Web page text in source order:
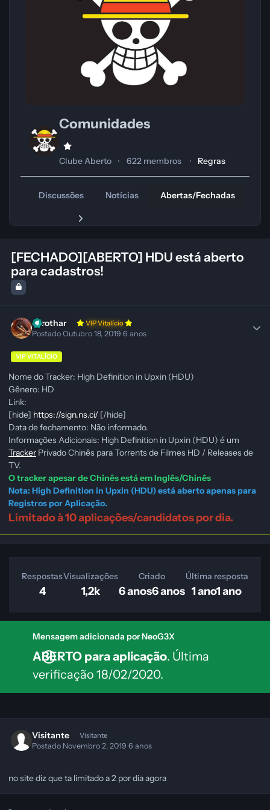
Comunidades
Clube Aberto 622 membros Regras
Discussões Notícias Abertas/Fechadas
[FECHADO][ABERTO] HDU está aberto
para cadastros!
Zerothar VIP Vitalício
PostadoOutubro 18, 20196 anos
VIP VITALÍCIO
Nome do Tracker: High Definition in Upxin (HDU)
Gênero: HD
Link:
[hide] https://sign.ns.ci/ [/hide]
Data de fechamento: Não informado.
Informações Adicionais: High Definition in Upxin (HDU) é um
Tracker Privado Chinês para Torrents de Filmes HD / Releases de
TV.
O tracker apesar de Chinês está em Inglês/Chinês
Nota: High Definition in Upxin (HDU) está aberto apenas para
Registros por Aplicação.
Limitado à 10 aplicações/candidatos por dia.
Respostas
4
Visualizações
1,2k
Criado
6 anos6 anos
Última resposta
1 ano1 ano
Mensagem adicionada por NeoG3X
ABERTO para aplicação. Última
verificação 18/02/2020.
Visitante Visitante
Postado Novembro 2, 20196 anos
no site diz que ta limitado a 2 por dia agora